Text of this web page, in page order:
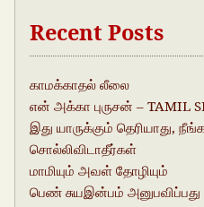
Recent Posts
காமக்காதல் லீலை
என் அக்கா புருசன் – TAMIL
இது யாருக்கும் தெரியாது,
சொல்லிவிடாதீர்கள்
மாமியும் அவள் தோழியும்
பெண் சுயஇன்பம் அனுபவிப்பது